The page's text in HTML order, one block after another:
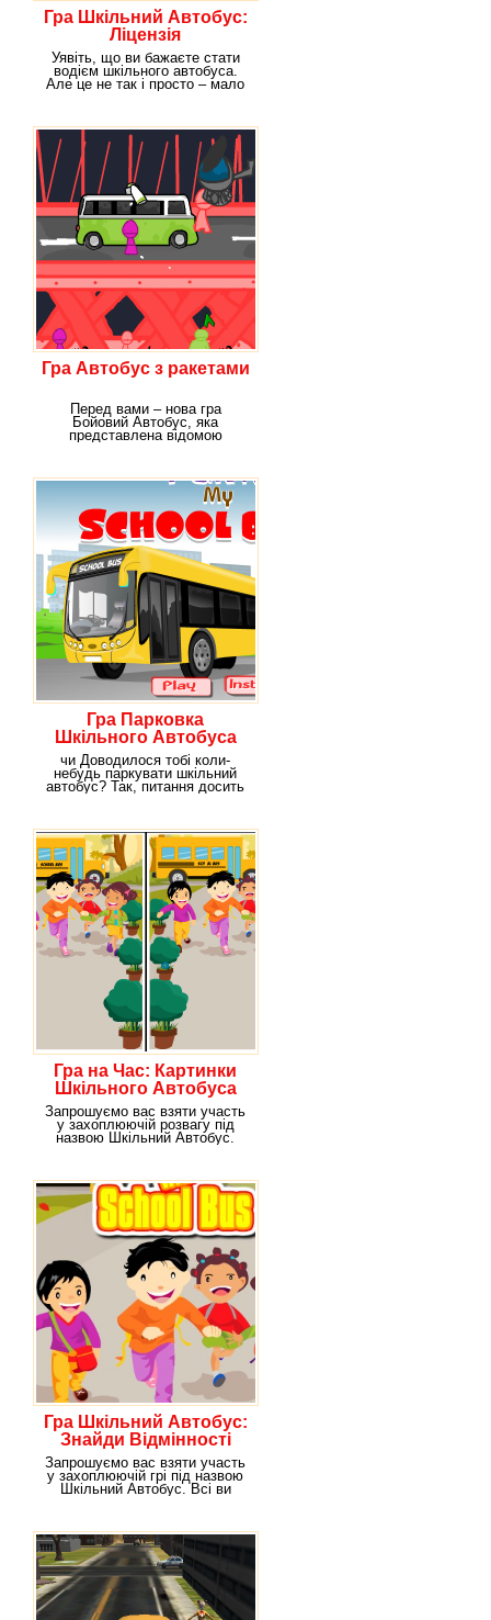
Гра Шкільний Автобус:
Ліцензія
Уявіть, що ви бажаєте стати
водієм шкільного автобуса.
Але це не так і просто – мало
Гра Автобус з ракетами
Перед вами – нова гра
Бойовий Автобус, яка
представлена відомою
Гра Парковка
Шкільного Автобуса
чи Доводилося тобі коли-
небудь паркувати шкільний
автобус? Так, питання досить
Гра на Час: Картинки
Шкільного Автобуса
Запрошуємо вас взяти участь
у захоплюючій розвагу під
назвою Шкільний Автобус.
Гра Шкільний Автобус:
Знайди Відмінності
Запрошуємо вас взяти участь
у захоплюючій грі під назвою
Шкільний Автобус. Всі ви